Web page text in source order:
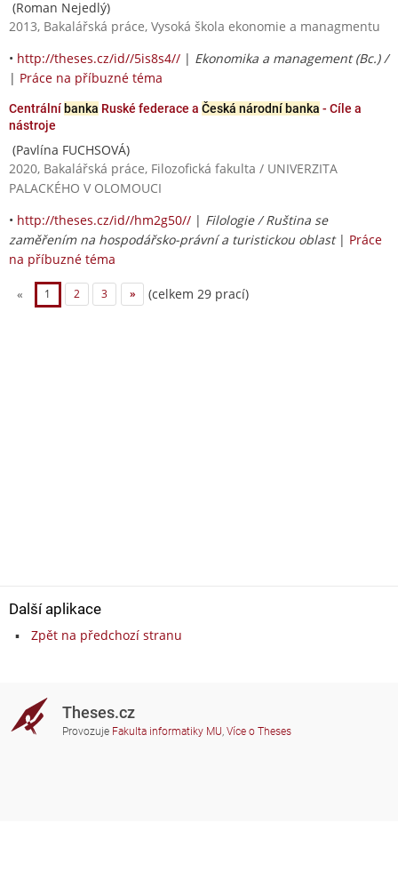
(Roman Nejedlý)
2013, Bakalářská práce, Vysoká škola ekonomie a managmentu
• http://theses.cz/id//5is8s4// | Ekonomika a management (Bc.) /
| Práce na příbuzné téma
Centrální banka Ruské federace a Česká národní banka - Cíle a
nástroje
(Pavlína FUCHSOVÁ)
2020, Bakalářská práce, Filozofická fakulta / UNIVERZITA
PALACKÉHO V OLOMOUCI
• http://theses.cz/id//hm2g50// | Filologie / Ruština se
zaměřením na hospodářsko-právní a turistickou oblast| Práce
na příbuzné téma
« 1 2 3 » (celkem 29 prací)
Další aplikace
Zpět na předchozí stranu
Theses.cz
Provozuje Fakulta informatiky MU, Více o Theses